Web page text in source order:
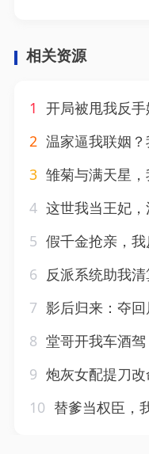
相关资源
1 开局被甩我反手
2 温家逼我联姻？我反手拽过
3 雏菊与满天星，我不再做戏
4 这世我当王妃，清算所有
5 假千金抢亲，我反手嫁给冷面摄
6 反派系统助我
7 影后归来：夺回属于我的
8 堂哥开我车酒驾：我反手就是
9 炮灰女配提刀改命我反
10 替爹当权臣，我反手权倾